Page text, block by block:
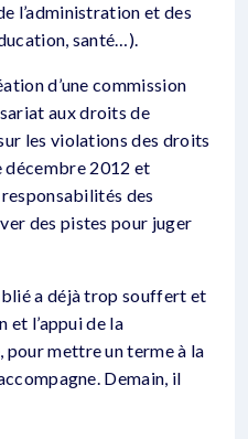
l’administration et des
santé…).
d’une commission
aux droits de
les violations des droits
décembre 2012 et
des
des pistes pour juger
a déjà trop souffert et
et l’appui de la
mettre un terme à la
Demain, il